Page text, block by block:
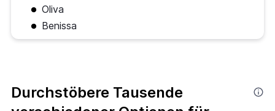
Oliva
Benissa
Durchstöbere Tausende